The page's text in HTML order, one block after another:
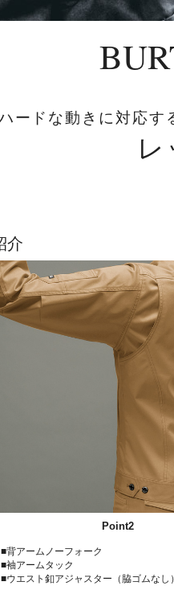
ードな動きに対応す
介
Point2
■背アームノーフォーク
■袖アームタック
■ウエスト釦アジャスター（脇ゴムなし）